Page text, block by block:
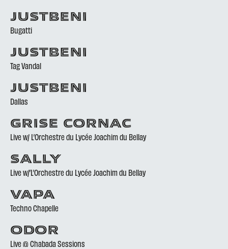
JUSTBENI
Bugatti
JUSTBENI
Tag Vandal
JUSTBENI
Dallas
GRISE CORNAC
Live w/ L’Orchestre du Lycée Joachim du Bellay
SALLY
Live w/’L’Orchestre du Lycée Joachim du Bellay
VAPA
Techno Chapelle
ODOR
Live @ Chabada Sessions